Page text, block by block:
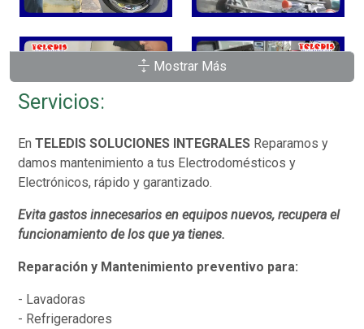
Mostrar Más
Servicios:
En TELEDIS SOLUCIONES INTEGRALES Reparamos y
damos mantenimiento a tus Electrodomésticos y
Electrónicos, rápido y garantizado.
Evita gastos innecesarios en equipos nuevos, recupera el
funcionamiento de los que ya tienes.
Reparación y Mantenimiento preventivo para:
- Lavadoras
- Refrigeradores